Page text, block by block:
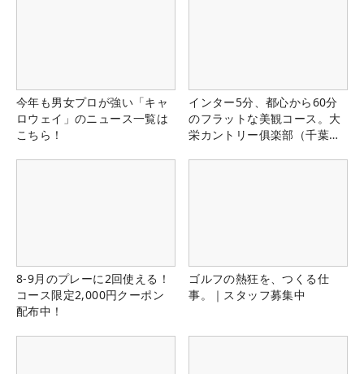
今年も男女プロが強い「キャ
ロウェイ」のニュース一覧は
こちら！
インター5分、都心から60分
のフラットな美観コース。大
栄カントリー俱楽部（千葉
8-9月のプレーに2回使える！
コース限定2,000円クーポン
配布中！
ゴルフの熱狂を、つくる仕
事。｜スタッフ募集中